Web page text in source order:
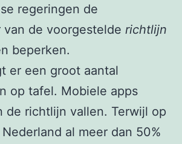
regeringen de
de voorgestelde richtlijn
beperken.
er een groot aantal
op tafel. Mobiele apps
de richtlijn vallen. Terwijl op
al meer dan 50%